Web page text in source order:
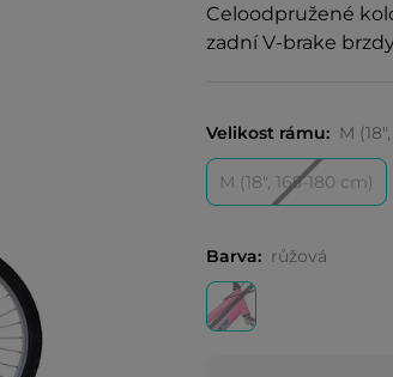
Celoodpružené
zadní V-brake
Velikost rámu: M
M (18", 165-180 cm)
Barva: růžová